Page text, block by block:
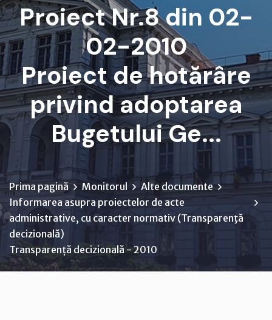
Proiect Nr.8 din 02-
02-2010
Proiect de hotărâre
privind adoptarea
Bugetului Ge...
Prima pagină Monitorul
Alte documente
Informarea asupra proiectelor de acte
administrative, cu caracter normativ (Transparenţă
decizională)
Transparență decizională - 2010